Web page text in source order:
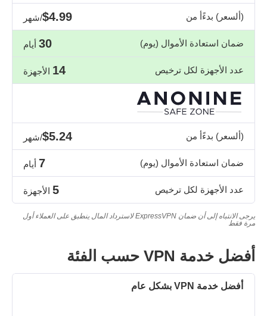
(ألسعر) بدءًأ من $4.99/شهر
ضمان استعادة الأموال (يوم) 30 أيام
عدد الأجهزة لكل ترخيص 14 الأجهزة
(ألسعر) بدءًأ من $5.24/شهر
ضمان استعادة الأموال (يوم) 7 أيام
عدد الأجهزة لكل ترخيص 5 الأجهزة
يرجى الانتباه إلى أن ضمان ExpressVPN لاسترداد المال ينطبق على العملاء أول
مرة فقط
أفضل خدمة VPN حسب الفئة
أفضل خدمة VPN بشكل عام